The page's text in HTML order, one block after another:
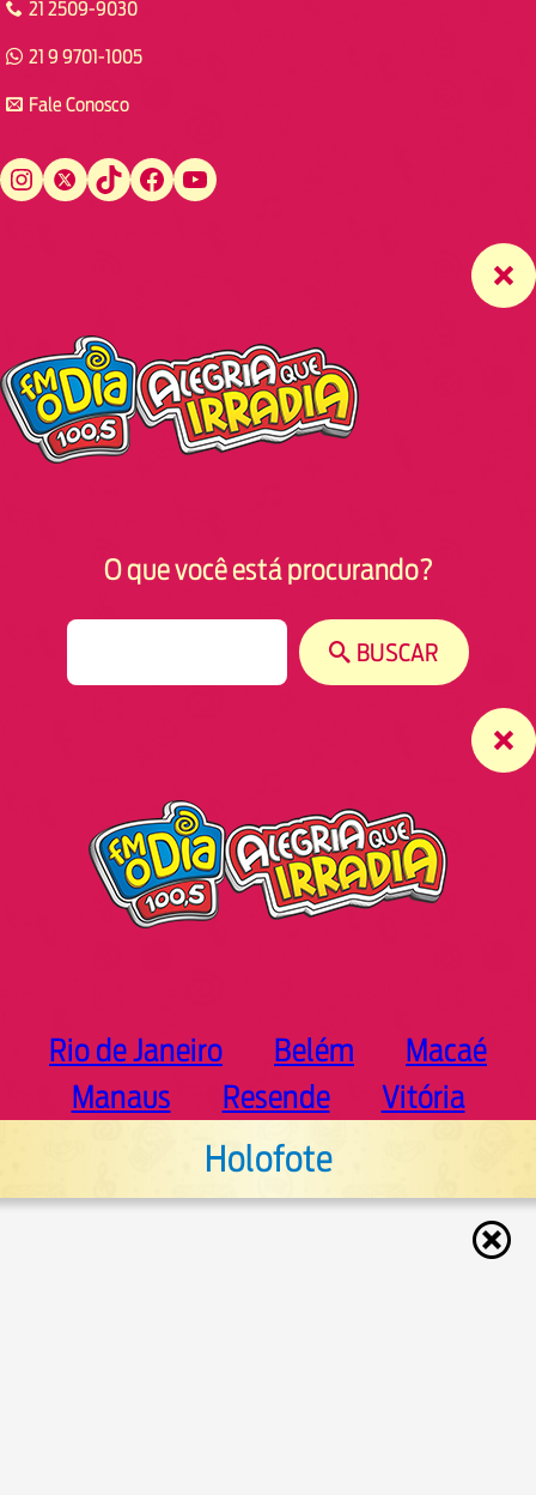
21 2509-9030
21 9 9701-1005
Fale Conosco
Instagram Twitter TikTok Facebook YouTube
O que você está procurando?
BUSCAR
Rio de Janeiro Belém
Macaé
Manaus
Resende Vitória
Holofote